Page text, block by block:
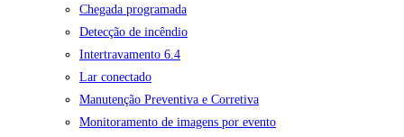
Chegada programada
Detecção de incêndio
Intertravamento 6.4
Lar conectado
Manutenção Preventiva e Corretiva
Monitoramento de imagens por evento